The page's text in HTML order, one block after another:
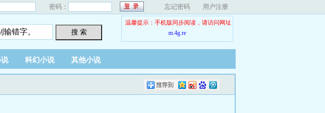
密码： 忘记密码 用户注册
搜 索
温馨提示：手机版同步阅读，请访问网址
m.4g.re
说 科幻小说 其他小说